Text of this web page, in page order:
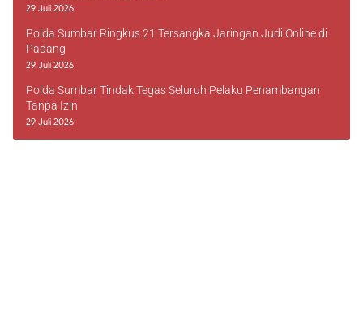
29 Juli 2026
Polda Sumbar Ringkus 21 Tersangka Jaringan Judi Online di
Padang
29 Juli 2026
Polda Sumbar Tindak Tegas Seluruh Pelaku Penambangan
Tanpa Izin
29 Juli 2026